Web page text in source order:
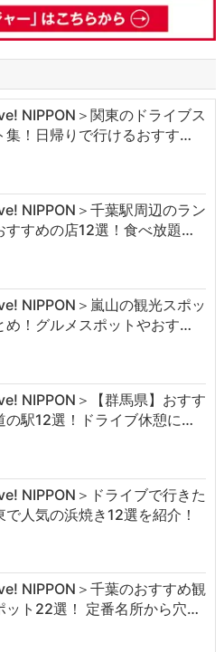
NIPPON＞関東のドライブス
集！日帰りで行けるおすす…
NIPPON＞千葉駅周辺のラン
すすめの店12選！食べ放題…
NIPPON＞嵐山の観光スポッ
め！グルメスポットやおす…
NIPPON＞【群馬県】おすす
の駅12選！ドライブ休憩に…
NIPPON＞ドライブで行きた
で人気の浜焼き12選を紹介！
NIPPON＞千葉のおすすめ観
ット22選！ 定番名所から穴…